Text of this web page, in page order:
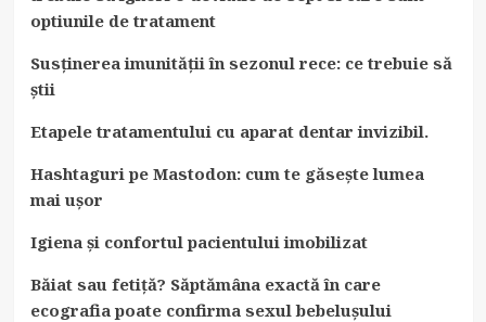
optiunile de tratament
Susținerea imunității în sezonul rece: ce trebuie să
știi
Etapele tratamentului cu aparat dentar invizibil.
Hashtaguri pe Mastodon: cum te găsește lumea
mai ușor
Igiena și confortul pacientului imobilizat
Băiat sau fetiță? Săptămâna exactă în care
ecografia poate confirma sexul bebelușului